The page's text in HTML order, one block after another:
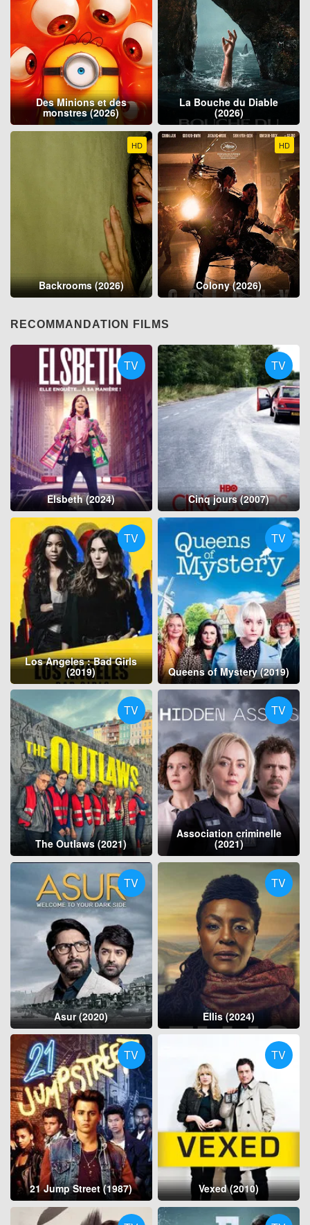
Des Minions et des
monstres (2026)
La Bouche du Diable
(2026)
HD
Backrooms (2026)
HD
Colony (2026)
RECOMMANDATION FILMS
TV
Elsbeth (2024)
TV
Cinq jours (2007)
TV
Los Angeles : Bad Girls
(2019)
TV
Queens of Mystery (2019)
TV
The Outlaws (2021)
TV
Association criminelle
(2021)
TV
Asur (2020)
TV
Ellis (2024)
TV
21 Jump Street (1987)
TV
Vexed (2010)